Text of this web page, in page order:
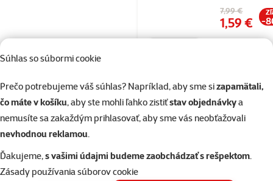
Súhlas so súbormi cookie
Prečo potrebujeme váš súhlas? Napríklad, aby sme sizapamätali,
čo máte v košíku, aby ste mohli ľahko zistiťstav objednávkya
nemusíte sa zakaždým prihlasovať, aby sme vás neobťažovali
nevhodnou reklamou.
Ďakujeme,s vašimi údajmi budeme zaobchádzať s rešpektom.
Zásady používania súborov cookie
Pôvodná cena
7,99 €
Cena
1,59 € -
Nedostupné
Batman S-M